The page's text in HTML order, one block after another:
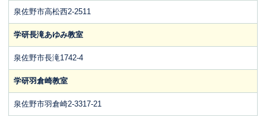
泉佐野市高松西2-2511
学研長滝あゆみ教室
泉佐野市長滝1742-4
学研羽倉崎教室
泉佐野市羽倉崎2-3317-21